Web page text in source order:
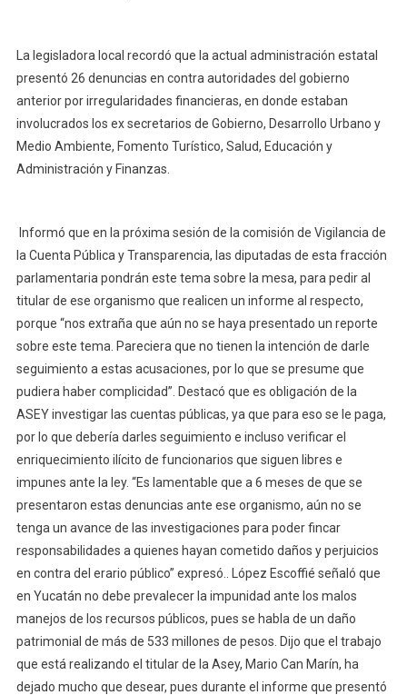
La legisladora local recordó que la actual administración estatal
presentó 26 denuncias en contra autoridades del gobierno
anterior por irregularidades financieras, en donde estaban
involucrados los ex secretarios de Gobierno, Desarrollo Urbano y
Medio Ambiente, Fomento Turístico, Salud, Educación y
Administración y Finanzas.
Informó que en la próxima sesión de la comisión de Vigilancia de
la Cuenta Pública y Transparencia, las diputadas de esta fracción
parlamentaria pondrán este tema sobre la mesa, para pedir al
titular de ese organismo que realicen un informe al respecto,
porque “nos extraña que aún no se haya presentado un reporte
sobre este tema. Pareciera que no tienen la intención de darle
seguimiento a estas acusaciones, por lo que se presume que
pudiera haber complicidad”. Destacó que es obligación de la
ASEY investigar las cuentas públicas, ya que para eso se le paga,
por lo que debería darles seguimiento e incluso verificar el
enriquecimiento ilícito de funcionarios que siguen libres e
impunes ante la ley. “Es lamentable que a 6 meses de que se
presentaron estas denuncias ante ese organismo, aún no se
tenga un avance de las investigaciones para poder fincar
responsabilidades a quienes hayan cometido daños y perjuicios
en contra del erario público” expresó.. López Escoffié señaló que
en Yucatán no debe prevalecer la impunidad ante los malos
manejos de los recursos públicos, pues se habla de un daño
patrimonial de más de 533 millones de pesos. Dijo que el trabajo
que está realizando el titular de la Asey, Mario Can Marín, ha
dejado mucho que desear, pues durante el informe que presentó